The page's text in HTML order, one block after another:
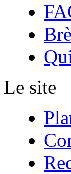
Le site